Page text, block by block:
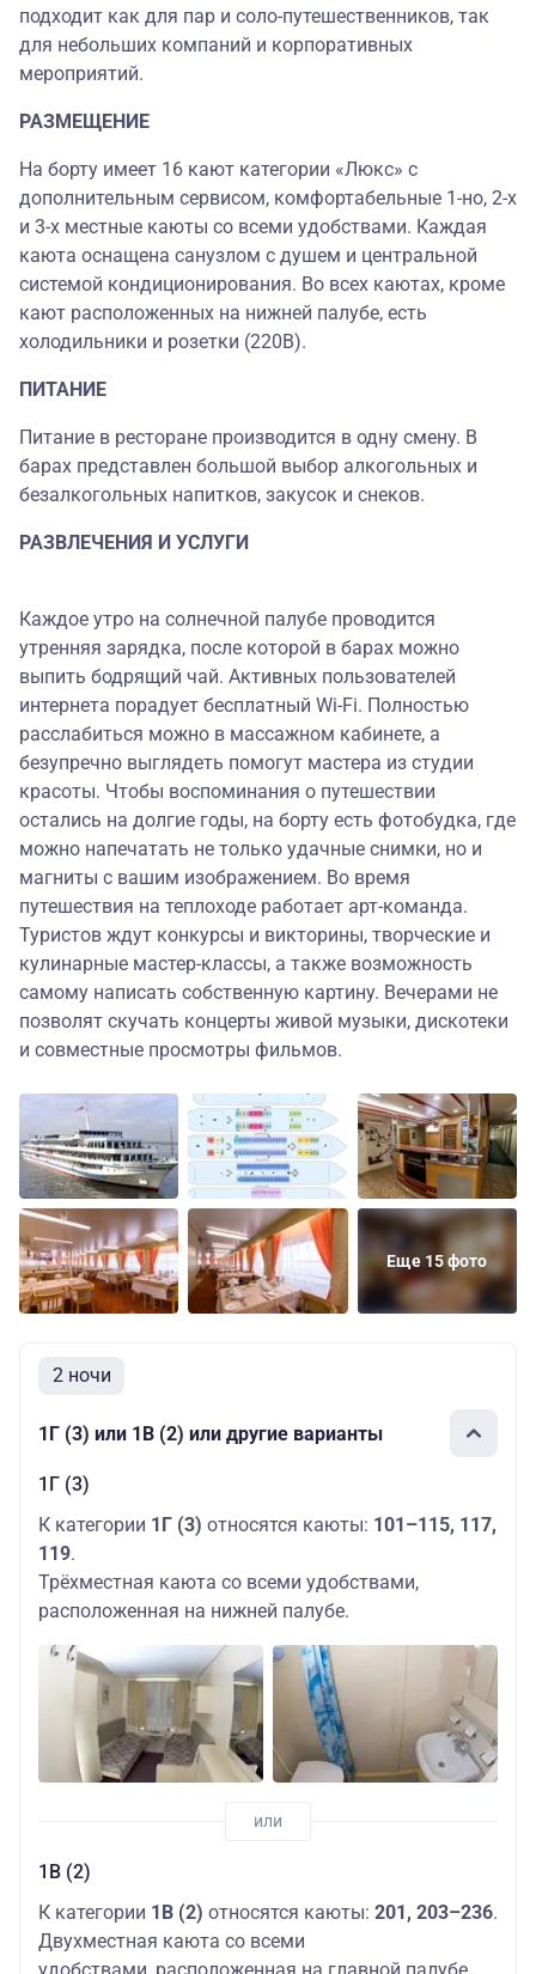
подходит как для пар и соло-путешественников, так
для небольших компаний и корпоративных
мероприятий.
РАЗМЕЩЕНИЕ
На борту имеет 16 кают категории «Люкс» с
дополнительным сервисом, комфортабельные 1-но, 2-х
и 3-х местные каюты со всеми удобствами. Каждая
каюта оснащена санузлом с душем и центральной
системой кондиционирования. Во всех каютах, кроме
кают расположенных на нижней палубе, есть
холодильники и розетки (220В).
ПИТАНИЕ
Питание в ресторане производится в одну смену. В
барах представлен большой выбор алкогольных и
безалкогольных напитков, закусок и снеков.
РАЗВЛЕЧЕНИЯ И УСЛУГИ
Каждое утро на солнечной палубе проводится
утренняя зарядка, после которой в барах можно
выпить бодрящий чай. Активных пользователей
интернета порадует бесплатный Wi-Fi. Полностью
расслабиться можно в массажном кабинете, а
безупречно выглядеть помогут мастера из студии
красоты. Чтобы воспоминания о путешествии
остались на долгие годы, на борту есть фотобудка, где
можно напечатать не только удачные снимки, но и
магниты с вашим изображением. Во время
путешествия на теплоходе работает арт-команда.
Туристов ждут конкурсы и викторины, творческие и
кулинарные мастер-классы, а также возможность
самому написать собственную картину. Вечерами не
позволят скучать концерты живой музыки, дискотеки
и совместные просмотры фильмов.
Еще 15 фото
2 ночи
1Г (3) или 1В (2) или другие варианты
1Г (3)
К категории 1Г (3) относятся каюты: 101–115, 117,
119.
Трёхместная каюта со всеми удобствами,
расположенная на нижней палубе.
1В (2)
К категории 1В (2) относятся каюты: 201, 203–236.
Двухместная каюта со всеми
удобствами, расположенная на главной палубе.